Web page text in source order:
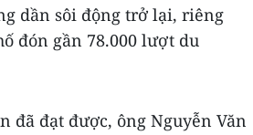
dần sôi động trở lại, riêng
đón gần 78.000 lượt du
đã đạt được, ông Nguyễn Văn